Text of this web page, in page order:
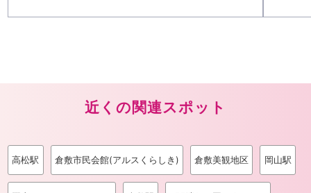
近くの関連スポット
高松駅 倉敷市民会館(アルスくらしき) 倉敷美観地区 岡山駅